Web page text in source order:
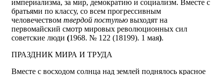
империализма, за мир, демократию и социализм. Вместе с
братьями по классу, со всем прогрессивным
человечеством твердой поступью выходят на
первомайский смотр мировых революционных сил
советские люди (1968. № 122 (18199). 1 мая).
ПРАЗДНИК МИРА И ТРУДА
Вместе с восходом солнца над землей поднялось красное